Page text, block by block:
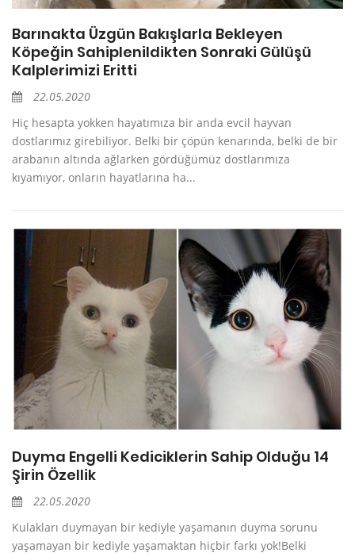
Barınakta Üzgün Bakışlarla Bekleyen
Köpeğin Sahiplenildikten Sonraki Gülüşü
Kalplerimizi Eritti
22.05.2020
Hiç hesapta yokken hayatımıza bir anda evcil hayvan
dostlarımız girebiliyor. Belki bir çöpün kenarında, belki de bir
arabanın altında ağlarken gördüğümüz dostlarımıza
kıyamıyor, onların hayatlarına ha...
Duyma Engelli Kediciklerin Sahip Olduğu 14
Şirin Özellik
22.05.2020
Kulakları duymayan bir kediyle yaşamanın duyma sorunu
yaşamayan bir kediyle yaşamaktan hiçbir farkı yok!Belki